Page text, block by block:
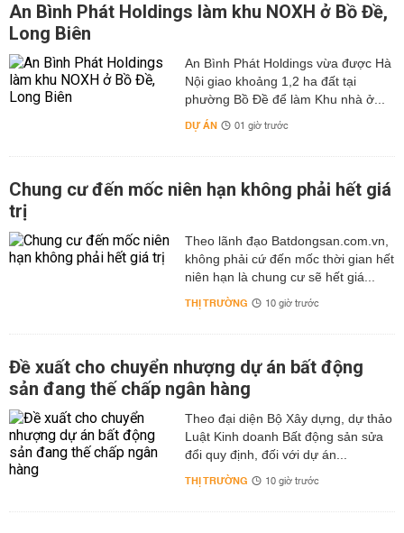
An Bình Phát Holdings làm khu NOXH ở Bồ Đề,
Long Biên
An Bình Phát Holdings vừa được Hà
Nội giao khoảng 1,2 ha đất tại
phường Bồ Đề để làm Khu nhà ở...
DỰ ÁN 01 giờ trước
Chung cư đến mốc niên hạn không phải hết giá
trị
Theo lãnh đạo Batdongsan.com.vn,
không phải cứ đến mốc thời gian hết
niên hạn là chung cư sẽ hết giá...
THỊ TRƯỜNG 10 giờ trước
Đề xuất cho chuyển nhượng dự án bất động
sản đang thế chấp ngân hàng
Theo đại diện Bộ Xây dựng, dự thảo
Luật Kinh doanh Bất động sản sửa
đổi quy định, đối với dự án...
THỊ TRƯỜNG 10 giờ trước